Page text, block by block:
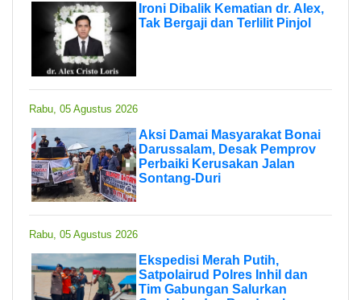
Ironi Dibalik Kematian dr. Alex,
Tak Bergaji dan Terlilit Pinjol
Rabu, 05 Agustus 2026
Aksi Damai Masyarakat Bonai
Darussalam, Desak Pemprov
Perbaiki Kerusakan Jalan
Sontang-Duri
Rabu, 05 Agustus 2026
Ekspedisi Merah Putih,
Satpolairud Polres Inhil dan
Tim Gabungan Salurkan